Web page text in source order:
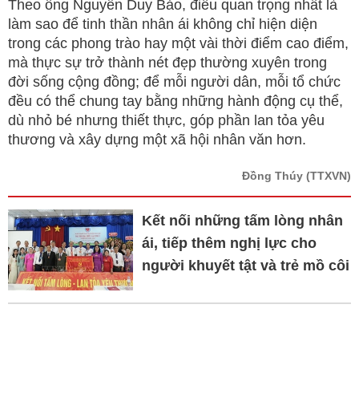
Theo ông Nguyễn Duy Bảo, điều quan trọng nhất là
làm sao để tinh thần nhân ái không chỉ hiện diện
trong các phong trào hay một vài thời điểm cao điểm,
mà thực sự trở thành nét đẹp thường xuyên trong
đời sống cộng đồng; để mỗi người dân, mỗi tổ chức
đều có thể chung tay bằng những hành động cụ thể,
dù nhỏ bé nhưng thiết thực, góp phần lan tỏa yêu
thương và xây dựng một xã hội nhân văn hơn.
Đồng Thúy (TTXVN)
Kết nối những tấm lòng nhân
ái, tiếp thêm nghị lực cho
người khuyết tật và trẻ mồ côi